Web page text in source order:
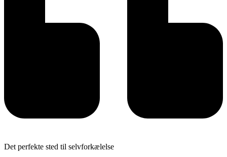
Det perfekte sted til selvforkælelse